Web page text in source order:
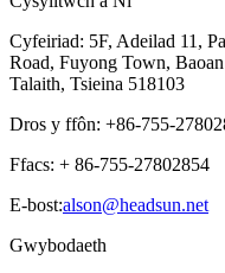
Cyfeiriad: 5F, Adeilad 11,
Road, Fuyong Town,
Talaith, Tsieina 518103
Dros y ffôn: +86-755-
Ffacs: + 86-755-27802854
E-bost:alson@headsun.net
Gwybodaeth